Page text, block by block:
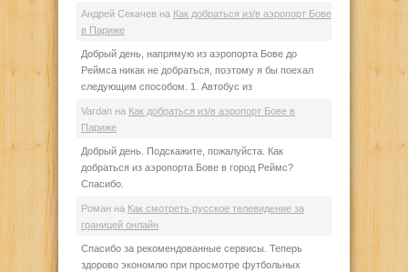
Андрей Секачев на Как добраться из/в аэропорт Бове
в Париже
Добрый день, напрямую из аэропорта Бове до
Реймса никак не добраться, поэтому я бы поехал
следующим способом. 1. Автобус из
Vardan на Как добраться из/в аэропорт Бове в
Париже
Добрый день. Подскажите, пожалуйста. Как
добраться из аэропорта Бове в город Реймс?
Спасибо.
Роман на Как смотреть русское телевидение за
границей онлайн
Спасибо за рекомендованные сервисы. Теперь
здорово экономлю при просмотре футбольных